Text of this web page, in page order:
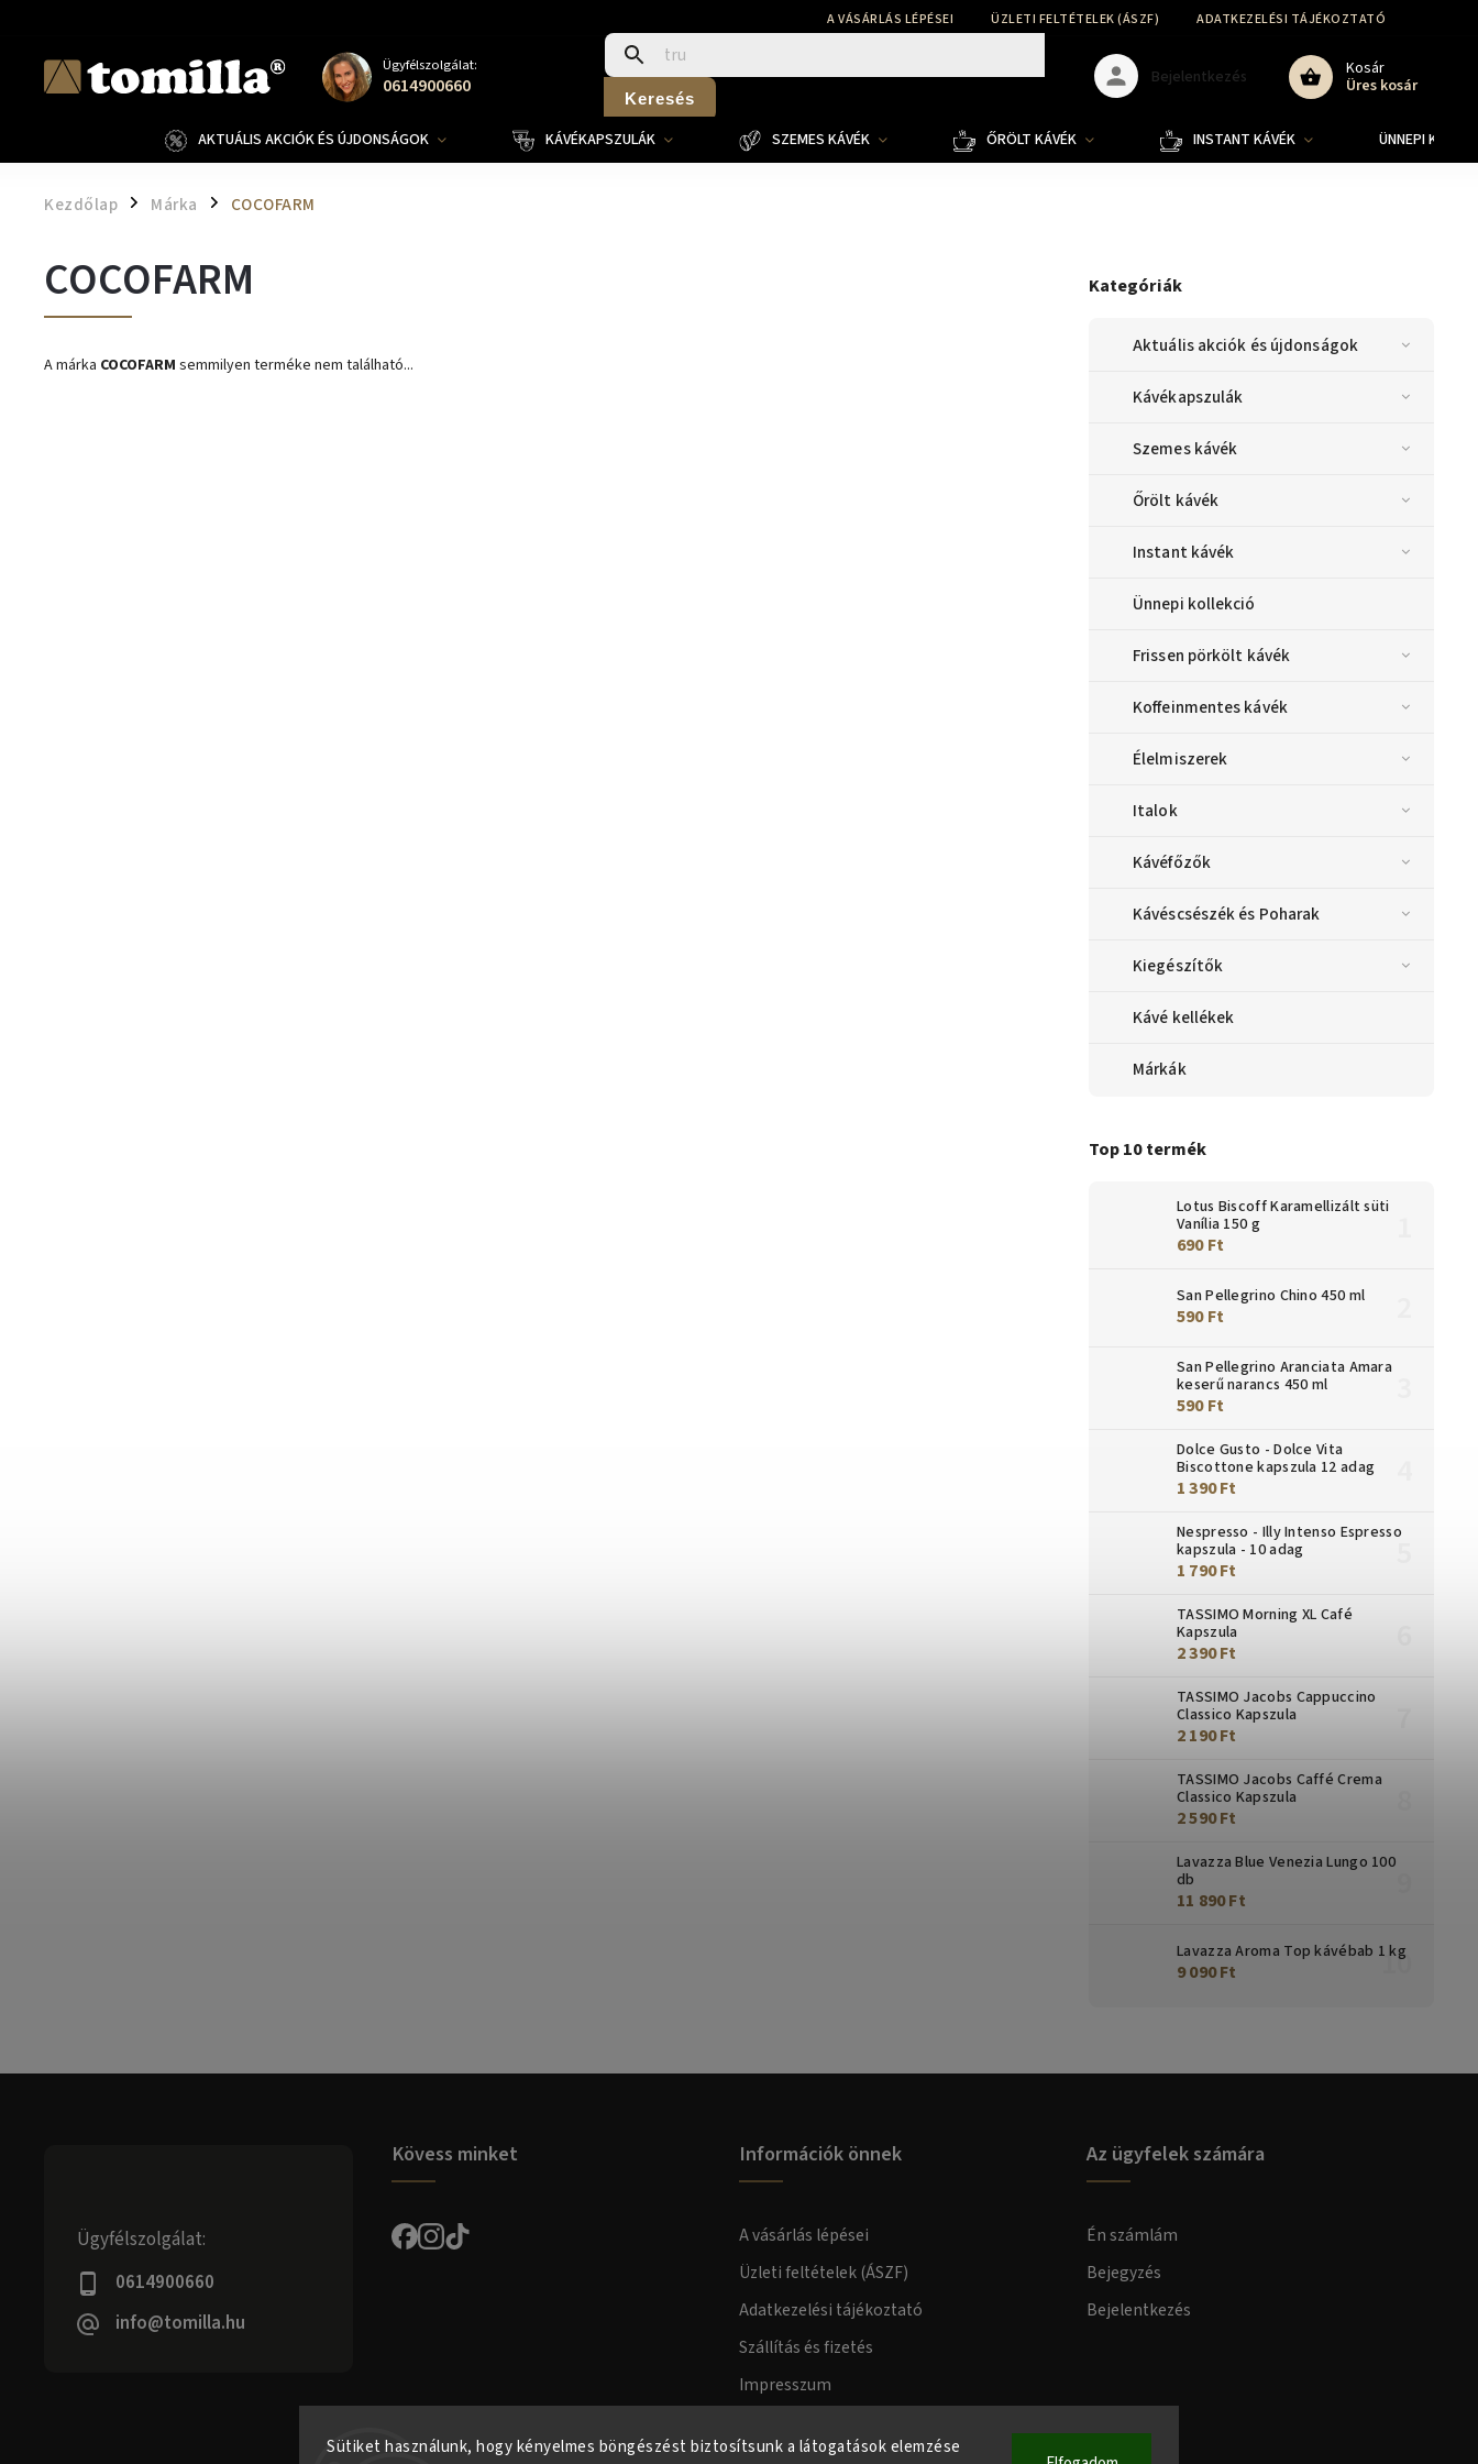
Sütiket használunk, hogy kényelmes böngészést biztosítsunk a látogatások elemzése
A VÁSÁRLÁS LÉPÉSEI ÜZLETI FELTÉTELEK (ÁSZF) ADATKEZELÉSI TÁJÉKOZTATÓ
Ügyfélszolgálat:
0614900660 Keresés
Kosár
Üres kosár
Bejelentkezés
AKTUÁLIS AKCIÓK ÉS ÚJDONSÁGOK KÁVÉKAPSZULÁK SZEMES KÁVÉK ŐRÖLT KÁVÉK INSTANT KÁVÉK ÜNNEPI
Kezdőlap / Márka / COCOFARM
Kategóriák
Aktuális akciók és újdonságok
Kávékapszulák
Szemes kávék
Őrölt kávék
Instant kávék
Ünnepi kollekció
Frissen pörkölt kávék
Koffeinmentes kávék
Élelmiszerek
Italok
Kávéfőzők
Kávéscsészék és Poharak
Kiegészítők
Kávé kellékek
Márkák
Top 10 termék
Lotus Biscoff Karamellizált süti
Vanília 150 g
690 Ft
San Pellegrino Chino 450 ml
590 Ft
San Pellegrino Aranciata Amara
keserű narancs 450 ml
590 Ft
Dolce Gusto - Dolce Vita
Biscottone kapszula 12 adag
1 390 Ft
Nespresso - Illy Intenso Espresso
kapszula - 10 adag
1 790 Ft
TASSIMO Morning XL Café
Kapszula
2 390 Ft
TASSIMO Jacobs Cappuccino
Classico Kapszula
2 190 Ft
TASSIMO Jacobs Caffé Crema
Classico Kapszula
2 590 Ft
Lavazza Blue Venezia Lungo 100
db
11 890 Ft
Lavazza Aroma Top kávébab 1 kg
9 090 Ft
COCOFARM
A márka COCOFARM semmilyen terméke nem található...
Ügyfélszolgálat:
0614900660
info@tomilla.hu
Kövess minket Információk önnek
A vásárlás lépései
Üzleti feltételek (ÁSZF)
Adatkezelési tájékoztató
Szállítás és fizetés
Impresszum
Az ügyfelek számára
Én számlám
Bejegyzés
Bejelentkezés